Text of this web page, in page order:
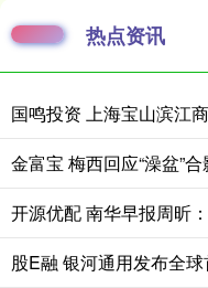
热点资讯
金富宝 梅西回应“澡盆”
股E融 银河通用发布全